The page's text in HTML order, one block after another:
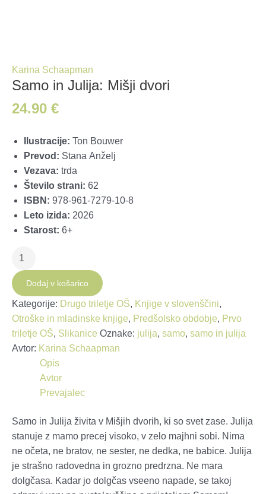
Karina Schaapman
Samo in Julija: Mišji dvori
24.90 €
Ilustracije: Ton Bouwer
Prevod: Stana Anželj
Vezava: trda
Število strani: 62
ISBN: 978-961-7279-10-8
Leto izida: 2026
Starost: 6+
Samo
Julija:
Mišji
dvori
količina
Dodaj v košarico
Kategorije: Drugo triletje OŠ, Knjige v slovenščini,
Otroške in mladinske knjige, Predšolsko obdobje, Prvo
triletje OŠ, Slikanice Oznake: julija, samo, samo in julija
Avtor: Karina Schaapman
Opis
Avtor
Prevajalec
Samo in Julija živita v Mišjih dvorih, ki so svet zase. Julija
stanuje z mamo precej visoko, v zelo majhni sobi. Nima
ne očeta, ne bratov, ne sester, ne dedka, ne babice. Julija
je strašno radovedna in grozno predrzna. Ne mara
dolgčasa. Kadar jo dolgčas vseeno napade, se takoj